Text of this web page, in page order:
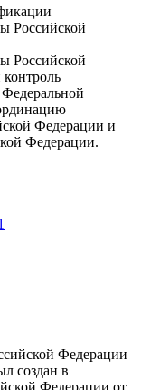
Российской
Российской
Федеральной
Федерации и
Федерации.
Федерации
создан в
Федерации от